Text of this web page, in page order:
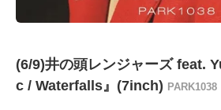
(6/9)井の頭レンジャーズ feat.
c / Waterfalls』(7inch) PARK1038